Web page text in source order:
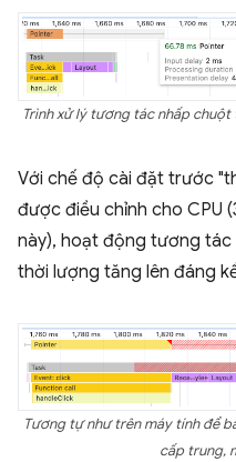
Trình xử lý tương tác nhấp
Với chế độ cài đặt trước
được điều chỉnh cho CPU
này), hoạt động tương
thời lượng tăng lên đáng
Tương tự như trên máy tính để
cấp trung,